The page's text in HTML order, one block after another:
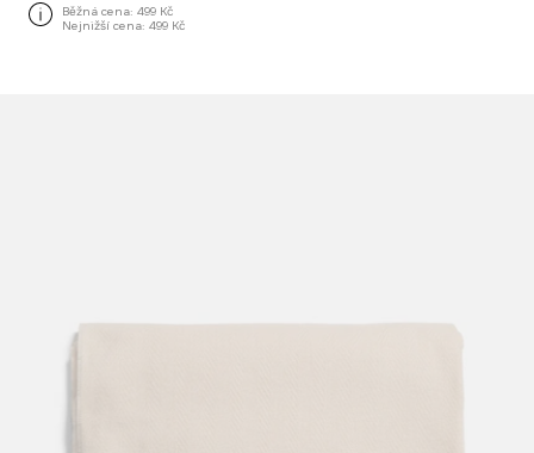
Běžná cena: 499 Kč
Nejnižší cena: 499 Kč